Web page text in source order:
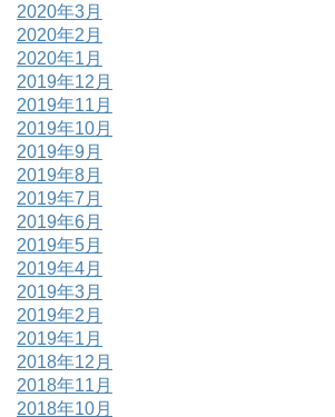
2020年3月
2020年2月
2020年1月
2019年12月
2019年11月
2019年10月
2019年9月
2019年8月
2019年7月
2019年6月
2019年5月
2019年4月
2019年3月
2019年2月
2019年1月
2018年12月
2018年11月
2018年10月